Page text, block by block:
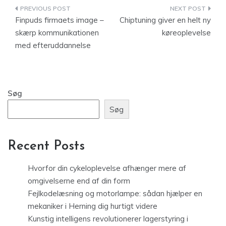
Indlægsnavigation
Finpuds firmaets image –
skærp kommunikationen
med efteruddannelse
Chiptuning giver en helt ny
køreoplevelse
Søg
Søg
Recent Posts
Hvorfor din cykeloplevelse afhænger mere af
omgivelserne end af din form
Fejlkodelæsning og motorlampe: sådan hjælper en
mekaniker i Herning dig hurtigt videre
Kunstig intelligens revolutionerer lagerstyring i